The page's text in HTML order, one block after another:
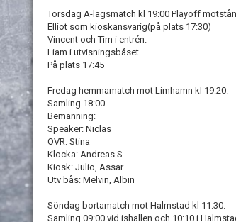
Torsdag A-lagsmatch kl 19:00 Playoff
Elliot som kioskansvarig(på plats 17:30)
Vincent och Tim i entrén.
Liam i utvisningsbåset
På plats 17:45
Fredag hemmamatch mot Limhamn kl 19:20.
Samling 18:00.
Bemanning:
Speaker: Niclas
OVR: Stina
Klocka: Andreas S
Kiosk: Julio, Assar
Utv bås: Melvin, Albin
Söndag bortamatch mot Halmstad kl 11:30.
Samling 09:00 vid ishallen och 10:10 i